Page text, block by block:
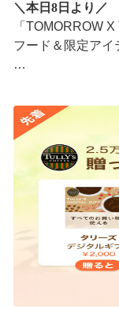
＼本日8日より／
「TOMORROW
フード＆限定アイ